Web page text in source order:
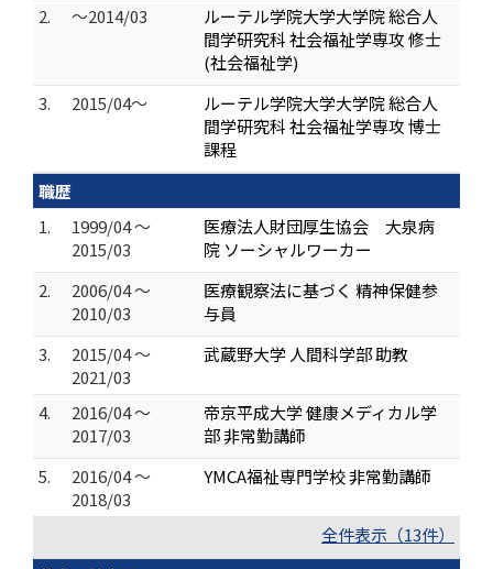
2.
～2014/03
ルーテル学院大学大学院 総合人
間学研究科 社会福祉学専攻 修士
(社会福祉学)
3.
2015/04～
ルーテル学院大学大学院 総合人
間学研究科 社会福祉学専攻 博士
課程
職歴
1.
1999/04 ～
2015/03
医療法人財団厚生協会 大泉病
院 ソーシャルワーカー
2.
2006/04 ～
2010/03
医療観察法に基づく 精神保健参
与員
3.
2015/04 ～
2021/03
武蔵野大学 人間科学部 助教
4.
2016/04 ～
2017/03
帝京平成大学 健康メディカル学
部 非常勤講師
5.
2016/04 ～
2018/03
YMCA福祉専門学校 非常勤講師
全件表示（13件）